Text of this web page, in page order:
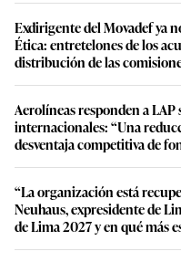
Exdirigente del Movadef ya
Ética: entretelones de los
distribución de las
Aerolíneas responden a LAP
internacionales: “Una
desventaja competitiva de
“La organización está
Neuhaus, expresidente de
de Lima 2027 y en qué más